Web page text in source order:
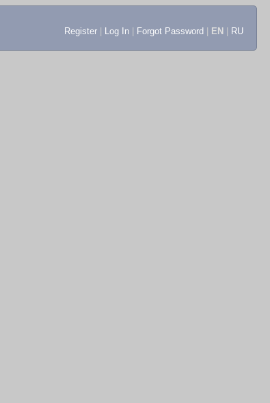
Register Log In Forgot Password EN RU